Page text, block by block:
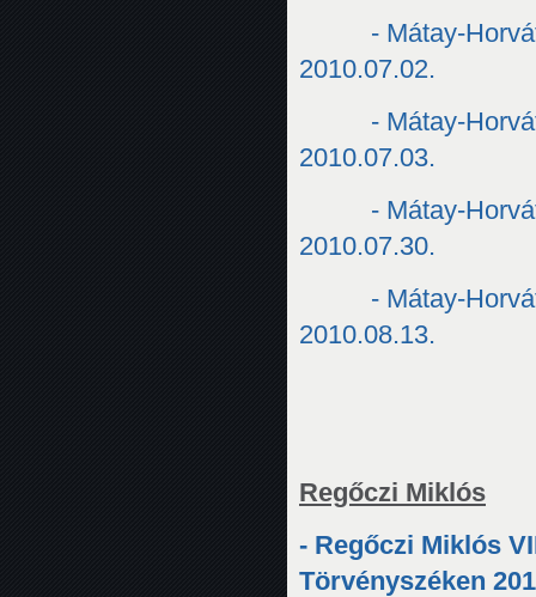
- Mátay-
2010.07.02.
- Mátay-
2010.07.03.
- Mátay-
2010.07.30.
- Mátay-
2010.08.13.
Regőczi Miklós
- Regőczi Miklós
Törvényszéken